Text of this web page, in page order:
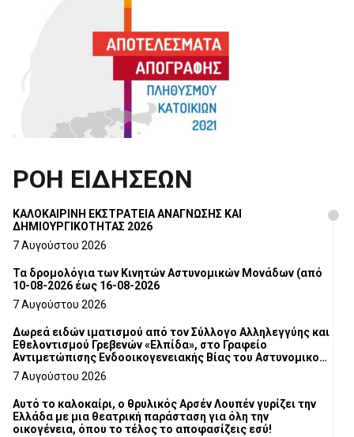
ΡΟΗ ΕΙΔΗΣΕΩΝ
ΚΑΛΟΚΑΙΡΙΝΗ ΕΚΣΤΡΑΤΕΙΑ ΑΝΑΓΝΩΣΗΣ ΚΑΙ
ΔΗΜΙΟΥΡΓΙΚΟΤΗΤΑΣ 2026
7 Αυγούστου 2026
Τα δρομολόγια των Κινητών Αστυνομικών Μονάδων (από
10-08-2026 έως 16-08-2026
7 Αυγούστου 2026
Δωρεά ειδών ιματισμού από τον Σύλλογο Αλληλεγγύης και
Εθελοντισμού Γρεβενών «Ελπίδα», στο Γραφείο
Αντιμετώπισης Ενδοοικογενειακής Βίας του Αστυνομικού
Τμήματος Γρεβενών
7 Αυγούστου 2026
Αυτό το καλοκαίρι, ο θρυλικός Αρσέν Λουπέν γυρίζει την
Ελλάδα με μια θεατρική παράσταση για όλη την
οικογένεια, όπου το τέλος το αποφασίζεις εσύ!